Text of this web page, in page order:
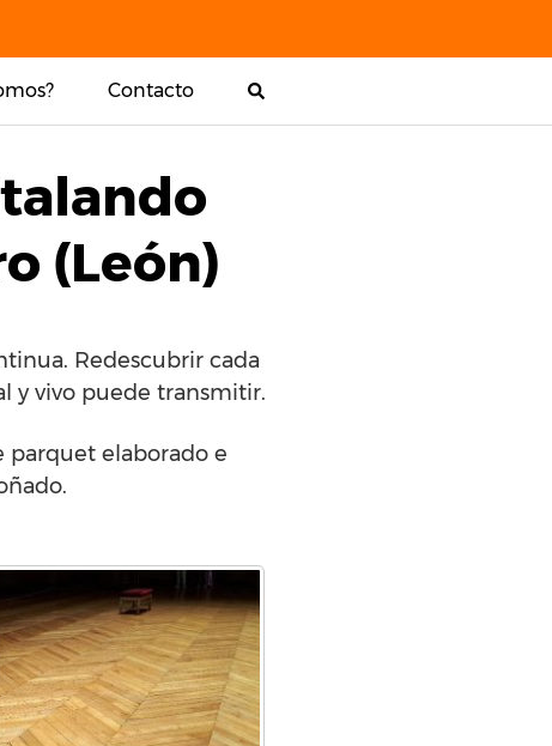
Contacto
(León)
Redescubrir cada
y vivo puede transmitir.
parquet elaborado e